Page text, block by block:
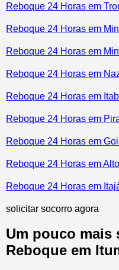
Reboque 24 Horas em
Reboque 24 Horas em
Reboque 24 Horas em
Reboque 24 Horas em
Reboque 24 Horas em
Reboque 24 Horas em
Reboque 24 Horas em
Reboque 24 Horas em
Reboque 24 Horas em
solicitar socorro agora
Um pouco mais
Reboque em